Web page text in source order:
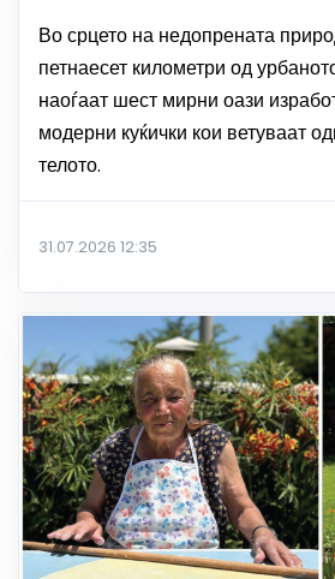
Во срцето на недопрената
петнаесет километри од
наоѓаат шест мирни оази
модерни куќички кои ветуваат
телото.
31.07.2026 12:35